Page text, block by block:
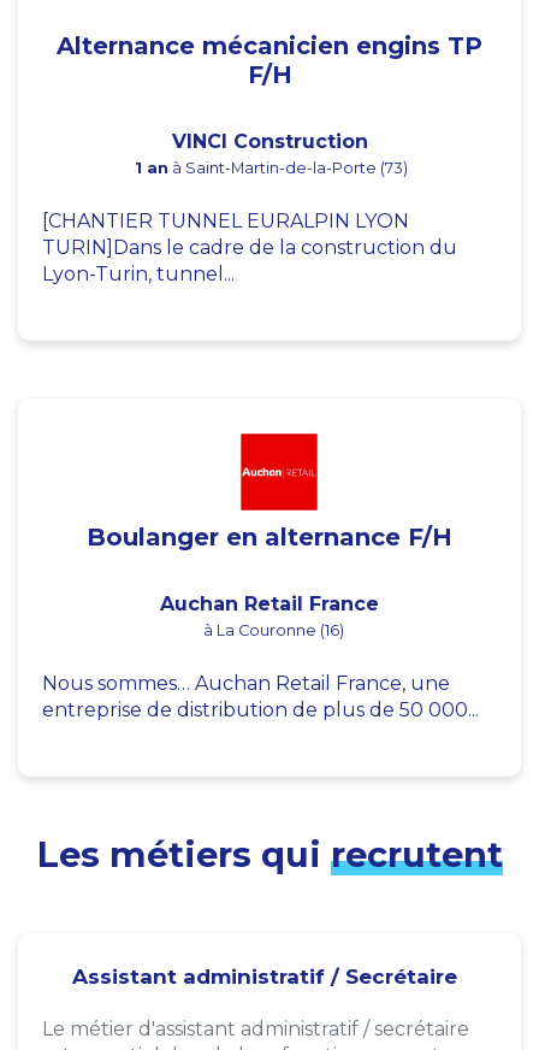
Alternance mécanicien engins TP
F/H
VINCI Construction
1 an à Saint-Martin-de-la-Porte (73)
[CHANTIER TUNNEL EURALPIN LYON
TURIN]Dans le cadre de la construction du
Lyon-Turin, tunnel...
Boulanger en alternance F/H
Auchan Retail France
à La Couronne (16)
Nous sommes… Auchan Retail France, une
entreprise de distribution de plus de 50 000...
Les métiers qui recrutent
Assistant administratif / Secrétaire
Le métier d'assistant administratif / secrétaire